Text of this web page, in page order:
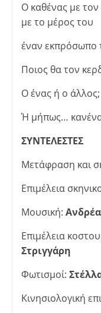
O καθένας µε
µε το μέρος του
έναν εκπρόσωπο
Ποιος θα τον
Ο ένας ή ο άλλος;
Ή μήπως…
ΣΥΝΤΕΛΕΣΤΕΣ
Μετάφραση και
Επιμέλεια
Μουσική:
Επιμέλεια
Στριγγάρη
Φωτισμοί:
Κινησιολογική